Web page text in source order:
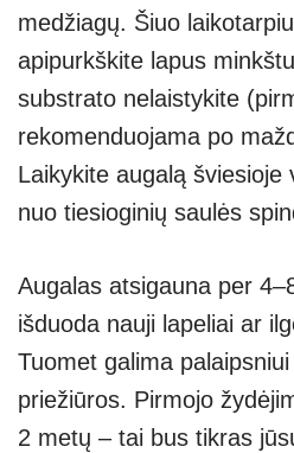
medžiagų. Šiuo
apipurkškite lapus
substrato nelaistykite
rekomenduojama po
Laikykite augalą
nuo tiesioginių saulės
Augalas atsigauna per
išduoda nauji lapeliai ar
Tuomet galima
priežiūros. Pirmojo
2 metų – tai bus tikras